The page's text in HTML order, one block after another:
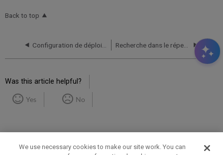
Back to top
Configuration de déploiement de fonctionnalité Recherche dans le répertoire classique d'Alma
Was this article helpful?
Yes No
We use necessary cookies to make our site work. You can